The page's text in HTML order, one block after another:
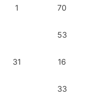
1 70
53
31 16
33